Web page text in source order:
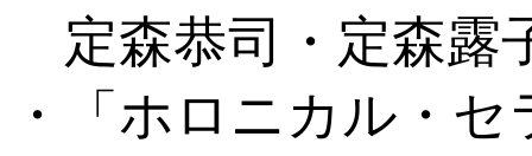
定森恭司・定森露
・「ホロニカル・